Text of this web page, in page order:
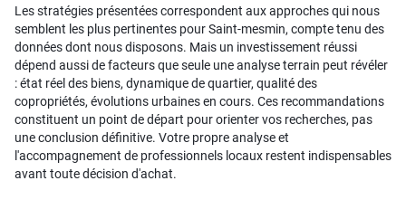
Les stratégies présentées correspondent aux approches qui nous
semblent les plus pertinentes pour Saint-mesmin, compte tenu des
données dont nous disposons. Mais un investissement réussi
dépend aussi de facteurs que seule une analyse terrain peut révéler
: état réel des biens, dynamique de quartier, qualité des
copropriétés, évolutions urbaines en cours. Ces recommandations
constituent un point de départ pour orienter vos recherches, pas
une conclusion définitive. Votre propre analyse et
l'accompagnement de professionnels locaux restent indispensables
avant toute décision d'achat.